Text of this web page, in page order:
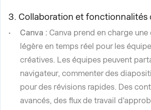
3. Collaboration et fonctionnalités
Canva : Canva prend en charge
légère en temps réel pour les
créatives. Les équipes peuvent
navigateur, commenter des
pour des révisions rapides. Des
avancés, des flux de travail